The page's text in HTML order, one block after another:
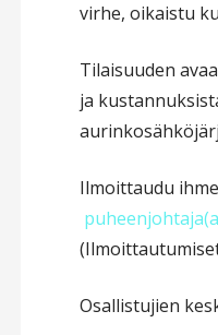
virhe, oikaistu
Tilaisuuden
ja
Ilmoittaudu
Osallistujien